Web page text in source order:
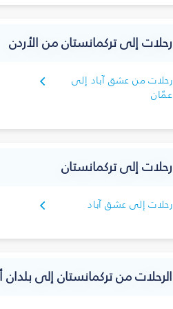
رحلات إلى تركمانستان من الأردن
رحلات من عشق آباد إلى
عمّان
رحلات إلى تركمانستان
رحلات إلى عشق آباد
الرحلات من تركمانستان إلى بلدان